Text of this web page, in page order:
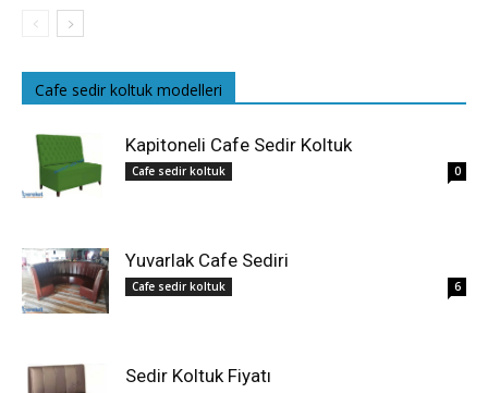
Cafe sedir koltuk modelleri
Kapitoneli Cafe Sedir Koltuk
Cafe sedir koltuk 0
Yuvarlak Cafe Sediri
Cafe sedir koltuk 6
Sedir Koltuk Fiyatı